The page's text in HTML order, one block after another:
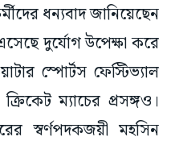
ধন্যবাদ জানিয়েছেন
দুর্যোগ উপেক্ষা করে
স্পোর্টস ফেস্টিভ্যাল
ম্যাচের প্রসঙ্গও।
স্বর্ণপদকজয়ী মহসিন